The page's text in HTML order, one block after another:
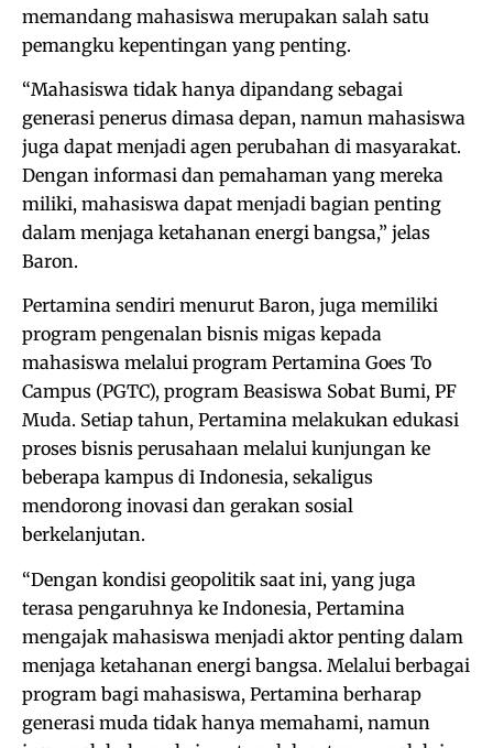
memandang mahasiswa merupakan salah satu
pemangku kepentingan yang penting.
“Mahasiswa tidak hanya dipandang sebagai
generasi penerus dimasa depan, namun mahasiswa
juga dapat menjadi agen perubahan di masyarakat.
Dengan informasi dan pemahaman yang mereka
miliki, mahasiswa dapat menjadi bagian penting
dalam menjaga ketahanan energi bangsa,” jelas
Baron.
Pertamina sendiri menurut Baron, juga memiliki
program pengenalan bisnis migas kepada
mahasiswa melalui program Pertamina Goes To
Campus (PGTC), program Beasiswa Sobat Bumi, PF
Muda. Setiap tahun, Pertamina melakukan edukasi
proses bisnis perusahaan melalui kunjungan ke
beberapa kampus di Indonesia, sekaligus
mendorong inovasi dan gerakan sosial
berkelanjutan.
“Dengan kondisi geopolitik saat ini, yang juga
terasa pengaruhnya ke Indonesia, Pertamina
mengajak mahasiswa menjadi aktor penting dalam
menjaga ketahanan energi bangsa. Melalui berbagai
program bagi mahasiswa, Pertamina berharap
generasi muda tidak hanya memahami, namun